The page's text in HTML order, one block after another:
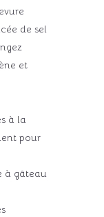
de sel
et
à la
pour
à gâteau